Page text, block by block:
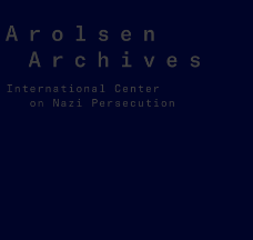
Arolsen
Archives